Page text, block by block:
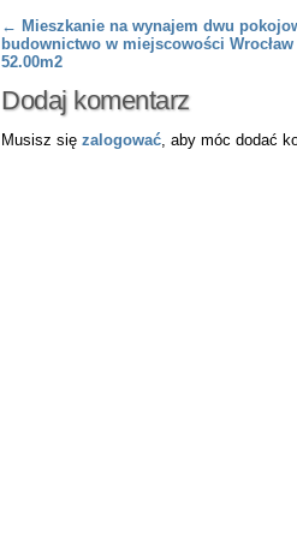
Post navigation
← Mieszkanie na wynajem dwu
budownictwo w miejscowości
52.00m2
Dodaj komentarz
Musisz się zalogować, aby móc dodać